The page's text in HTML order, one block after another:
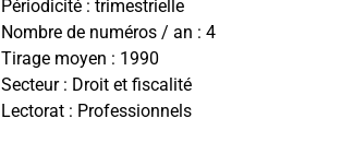
Périodicité :trimestrielle
Nombre de numéros / an :4
Tirage moyen : 1990
Secteur : Droit et fiscalité
Lectorat : Professionnels